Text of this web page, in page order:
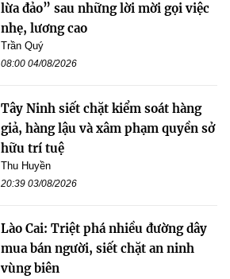
lừa đảo” sau những lời mời gọi việc
nhẹ, lương cao
Trần Quý
08:00 04/08/2026
Tây Ninh siết chặt kiểm soát hàng
giả, hàng lậu và xâm phạm quyền sở
hữu trí tuệ
Thu Huyền
20:39 03/08/2026
Lào Cai: Triệt phá nhiều đường dây
mua bán người, siết chặt an ninh
vùng biên